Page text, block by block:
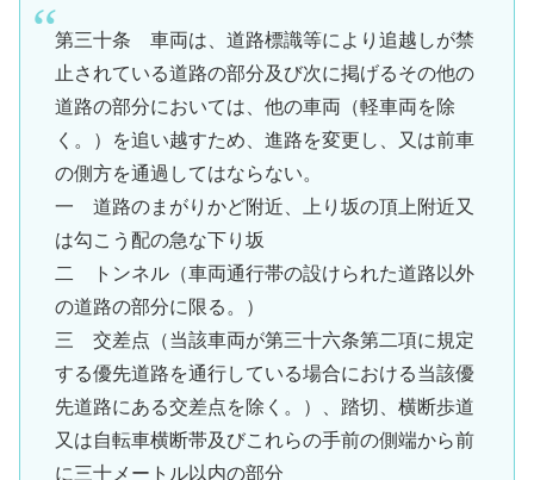
第三十条 車両は、道路標識等により追越しが禁
止されている道路の部分及び次に掲げるその他の
道路の部分においては、他の車両（軽車両を除
く。）を追い越すため、進路を変更し、又は前車
の側方を通過してはならない。
一 道路のまがりかど附近、上り坂の頂上附近又
は勾こう配の急な下り坂
二 トンネル（車両通行帯の設けられた道路以外
の道路の部分に限る。）
三 交差点（当該車両が第三十六条第二項に規定
する優先道路を通行している場合における当該優
先道路にある交差点を除く。）、踏切、横断歩道
又は自転車横断帯及びこれらの手前の側端から前
に三十メートル以内の部分